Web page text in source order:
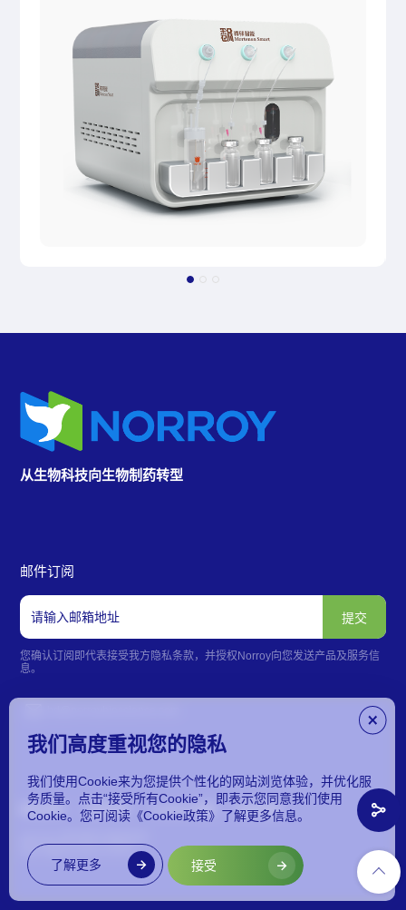
从生物科技向生物制药转型
隐私政策 免责声明 Cookies 政策 网站地图
邮件订阅
您确认订阅即代表接受我方隐私条款，并授权Norroy向您发送产品及服务信
息。
苏ICP备2022041785号
我们高度重视您的隐私
我们使用Cookie来为您提供个性化的网站浏览体验，并优化服
务质量。点击“接受所有Cookie”，即表示您同意我们使用
Cookie。您可阅读《Cookie政策》了解更多信息。
了解更多 接受